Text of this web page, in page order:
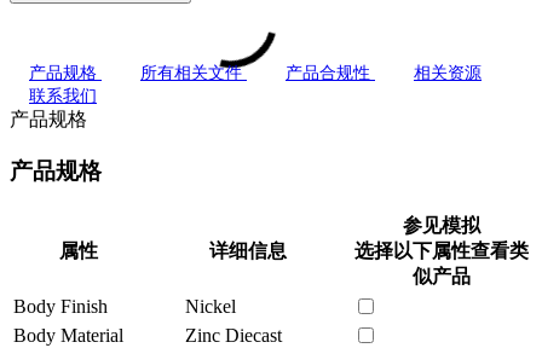
产品规格 所有相关文件 产品合规性
相关资源
联系我们
产品规格
产品规格
属性 详细信息
参见模拟
选择以下属性查看类
似产品
Body Finish
Nickel
Body Material
Zinc Diecast